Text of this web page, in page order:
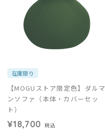
在庫限り
【MOGUストア限定色】ダルマ
ンソファ（本体・カバーセッ
ト）
¥18,700 税込